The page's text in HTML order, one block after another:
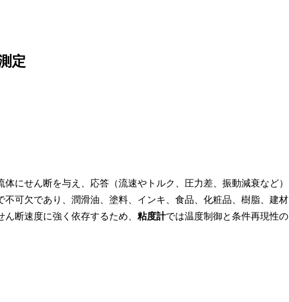
定
にせん断を与え、応答（流速やトルク、圧力差、振動減衰など）
可欠であり、潤滑油、塗料、インキ、食品、化粧品、樹脂、建材
断速度に強く依存するため、 粘度計では温度制御と条件再現性の